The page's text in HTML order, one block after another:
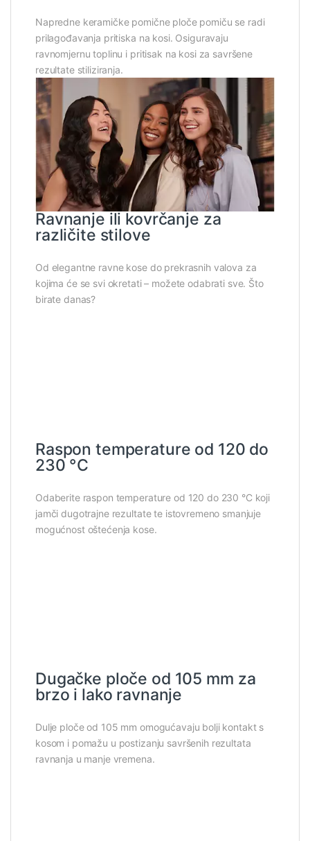
Napredne keramičke pomične ploče pomiču se radi
prilagođavanja pritiska na kosi. Osiguravaju
ravnomjernu toplinu i pritisak na kosi za savršene
rezultate stiliziranja.
Ravnanje ili kovrčanje za
različite stilove
Od elegantne ravne kose do prekrasnih valova za
kojima će se svi okretati – možete odabrati sve. Što
birate danas?
Raspon temperature od 120 do
230 °C
Odaberite raspon temperature od 120 do 230 °C koji
jamči dugotrajne rezultate te istovremeno smanjuje
mogućnost oštećenja kose.
Dugačke ploče od 105 mm za
brzo i lako ravnanje
Dulje ploče od 105 mm omogućavaju bolji kontakt s
kosom i pomažu u postizanju savršenih rezultata
ravnanja u manje vremena.